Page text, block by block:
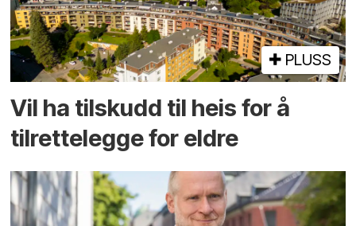
PLUSS
Vil ha tilskudd til heis for å
tilrettelegge for eldre